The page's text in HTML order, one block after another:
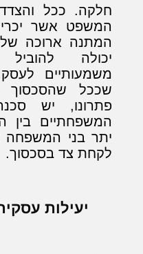
חלקה. ככל
המשפט אשר
המתנה ארוכה של
יכולה
משמעותיים
שככל
פתרונו, יש
המשפחתיים בין
יתר בני
לקחת צד בסכסוך.
יעילות